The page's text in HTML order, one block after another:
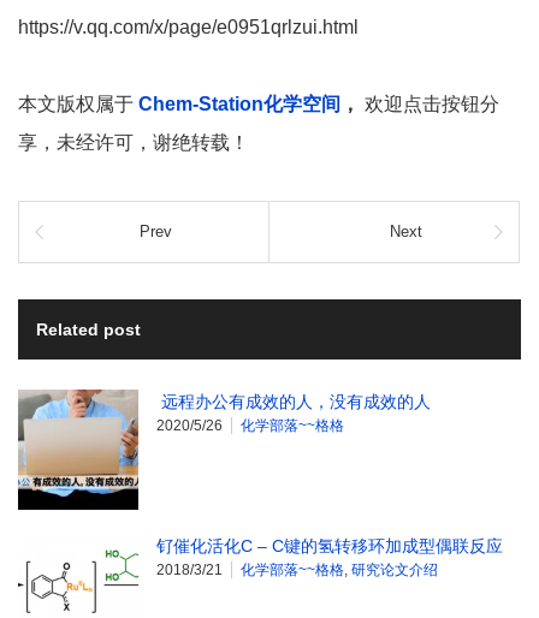
https://v.qq.com/x/page/e0951qrlzui.html
本文版权属于 Chem-Station化学空间 ， 欢迎点击按钮分
享，未经许可，谢绝转载！
Prev Next
Related post
远程办公有成效的人，没有成效的人
2020/5/26 化学部落~~格格
钌催化活化C – C键的氢转移环加成型偶联反应
2018/3/21 化学部落~~格格, 研究论文介绍